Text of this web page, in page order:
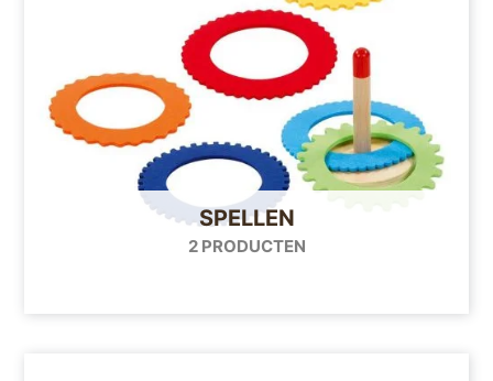
SPELLEN
2 PRODUCTEN